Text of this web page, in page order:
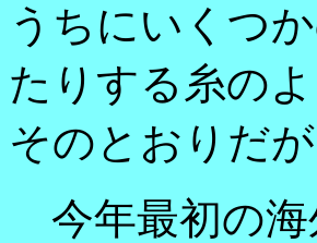
うちにいくつ
たりする糸の
そのとおりだ
今年最初の海